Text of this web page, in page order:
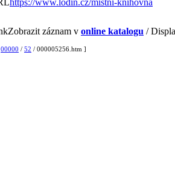
https://www.lodin.cz/mistni-knihovna
Zobrazit záznam v online katalogu /
00000 / 52 / 000005256.htm ]